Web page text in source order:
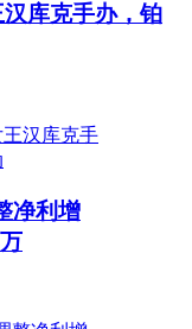
库克手办，铂
净利增